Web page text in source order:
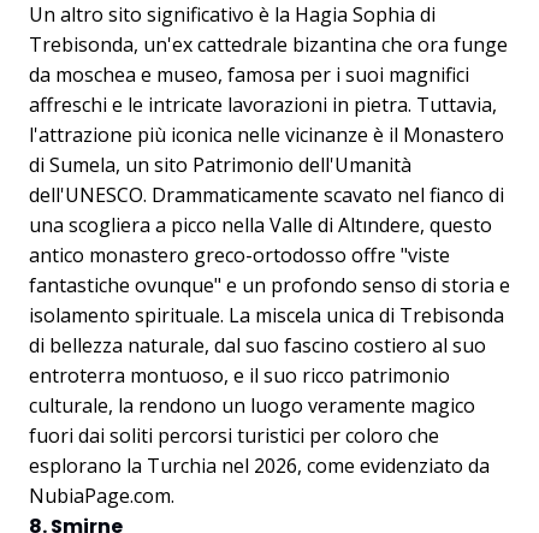
Un altro sito significativo è la Hagia Sophia di
Trebisonda, un'ex cattedrale bizantina che ora funge
da moschea e museo, famosa per i suoi magnifici
affreschi e le intricate lavorazioni in pietra. Tuttavia,
l'attrazione più iconica nelle vicinanze è il Monastero
di Sumela, un sito Patrimonio dell'Umanità
dell'UNESCO. Drammaticamente scavato nel fianco di
una scogliera a picco nella Valle di Altındere, questo
antico monastero greco-ortodosso offre "viste
fantastiche ovunque" e un profondo senso di storia e
isolamento spirituale. La miscela unica di Trebisonda
di bellezza naturale, dal suo fascino costiero al suo
entroterra montuoso, e il suo ricco patrimonio
culturale, la rendono un luogo veramente magico
fuori dai soliti percorsi turistici per coloro che
esplorano la Turchia nel 2026, come evidenziato da
NubiaPage.com.
8. Smirne